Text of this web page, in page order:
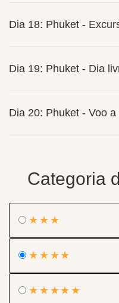
Dia 18: Phuket -
Dia 19: Phuket - Dia
Dia 20: Phuket - Voo
Categoria
★★★
★★★★
★★★★★